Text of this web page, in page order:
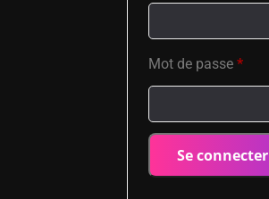
Mot de passe *
Se connecter